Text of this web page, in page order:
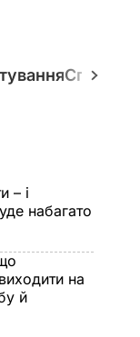
– і
набагато
на
й